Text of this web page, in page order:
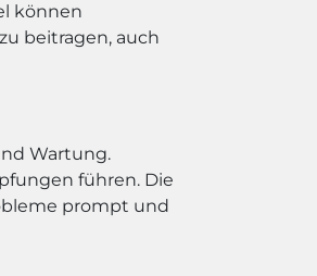
können
beitragen, auch
Wartung.
führen. Die
prompt und